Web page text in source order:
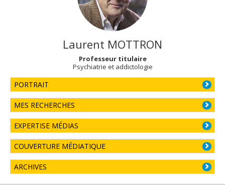
Laurent MOTTRON
Professeur titulaire
Psychiatrie et addictologie
PORTRAIT
MES RECHERCHES
EXPERTISE MÉDIAS
COUVERTURE MÉDIATIQUE
ARCHIVES